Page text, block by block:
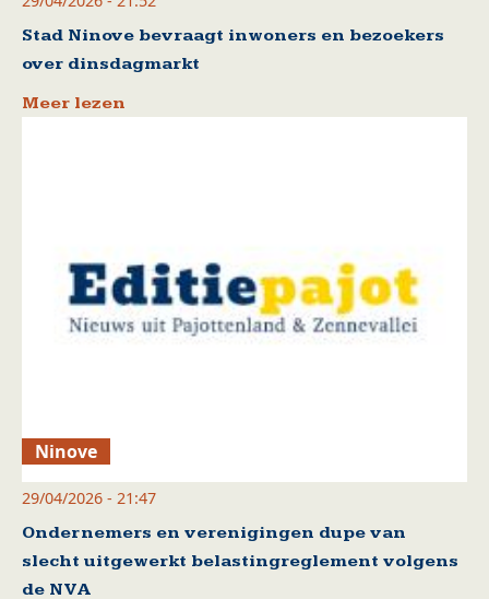
Stad Ninove bevraagt inwoners en bezoekers
over dinsdagmarkt
Meer lezen
Ninove
29/04/2026 - 21:47
Ondernemers en verenigingen dupe van
slecht uitgewerkt belastingreglement volgens
de NVA